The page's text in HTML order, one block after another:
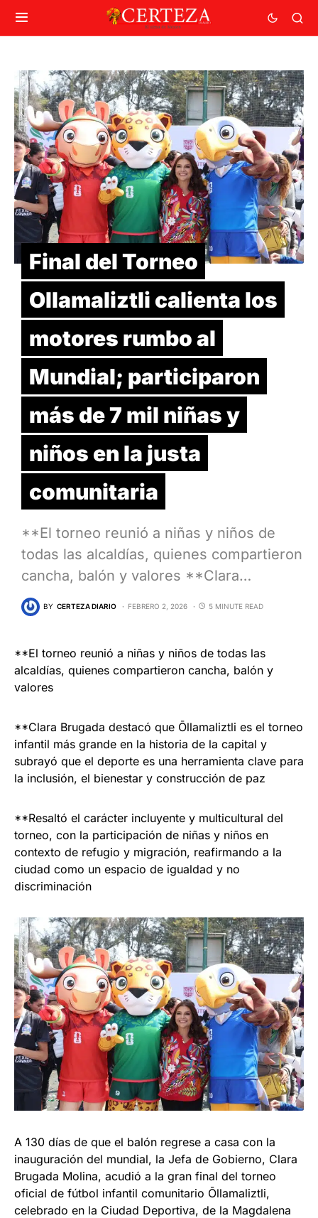
Final del Torneo
Ollamaliztli calienta los
motores rumbo al
Mundial; participaron
más de 7 mil niñas y
niños en la justa
comunitaria
**El torneo reunió a niñas y niños de
todas las alcaldías, quienes compartieron
cancha, balón y valores **Clara…
BY CERTEZA DIARIO FEBRERO 2, 2026 5 MINUTE READ
**El torneo reunió a niñas y niños de todas las
alcaldías, quienes compartieron cancha, balón y
valores
**Clara Brugada destacó que Ōllamaliztli es el torneo
infantil más grande en la historia de la capital y
subrayó que el deporte es una herramienta clave para
la inclusión, el bienestar y construcción de paz
**Resaltó el carácter incluyente y multicultural del
torneo, con la participación de niñas y niños en
contexto de refugio y migración, reafirmando a la
ciudad como un espacio de igualdad y no
discriminación
A 130 días de que el balón regrese a casa con la
inauguración del mundial, la Jefa de Gobierno, Clara
Brugada Molina, acudió a la gran final del torneo
oficial de fútbol infantil comunitario Ōllamaliztli,
celebrado en la Ciudad Deportiva, de la Magdalena